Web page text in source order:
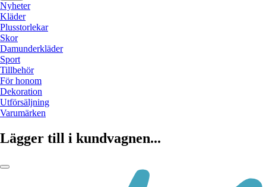
Nyheter
Kläder
Plusstorlekar
Skor
Damunderkläder
Sport
Tillbehör
För honom
Dekoration
Utförsäljning
Varumärken
Lägger till i kundvagnen...